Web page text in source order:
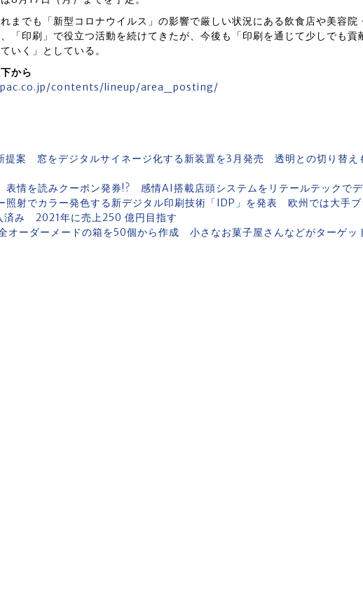
までも「新型コロナウイルス」の影響で厳しい状況にある飲食店や美容院
「印刷」で役立つ活動を続けてきたが、今後も「印刷を通じて少しでも貢
いく」としている。
から
contents/lineup/area_posting/
提案 窓をデジタルサイネージ化する新装置を3月発売 透明との切り替え
情を読みクーポン発券!? 感情AI搭載店頭システムをリテールテックで
射でカラー発色する新デジタル印刷技術「IDP」を発表 欧州では大手ブ
済み 2021年に売上250 億円目指す
全オーダーメードの箱を50個から作成 小さなお菓子屋さんなどがターゲ